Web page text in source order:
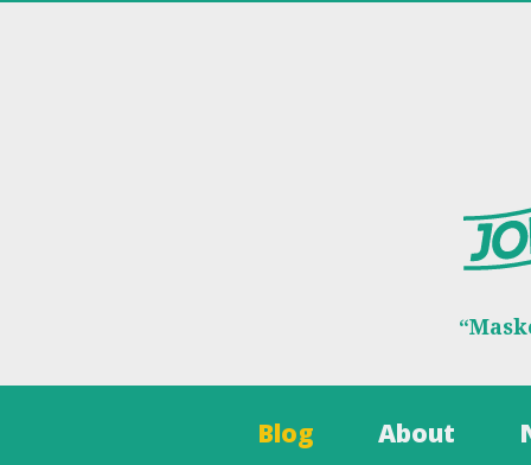
Blog About